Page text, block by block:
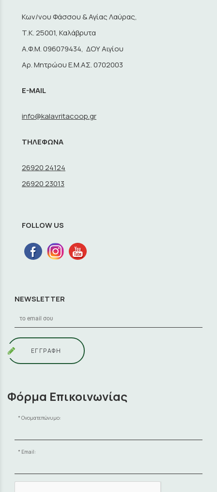
Κων/νου Φάσσου & Αγίας Λαύρας,
Τ.Κ. 25001, Καλάβρυτα
A.Φ.Μ. 096079434, ΔΟΥ Αιγίου
Αρ. Μητρώου Ε.Μ.ΑΣ. 0702003
E-MAIL
info@kalavritacoop.gr
ΤΗΛΕΦΩΝΑ
26920 24124
26920 23013
FOLLOW US
NEWSLETTER
ΕΓΓΡΑΦΗ
Φόρμα Επικοινωνίας
Ονοματεπώνυμο:
Email: